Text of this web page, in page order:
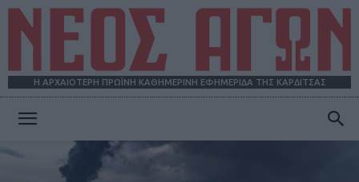
Η ΑΡΧΑΙΟΤΕΡΗ ΠΡΩΪΝΗ ΚΑΘΗΜΕΡΙΝΗ ΕΦΗΜΕΡΙΔΑ ΤΗΣ ΚΑΡΔΙΤΣΑΣ